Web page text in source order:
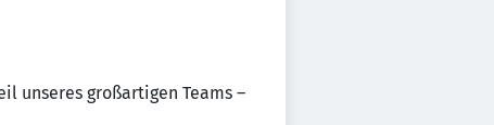
unseres großartigen Teams –